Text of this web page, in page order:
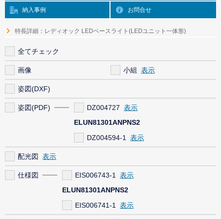
納入事例 お問合せ
特長詳細：レディオック LEDベースライト(LEDユニット一体形)
全てチェック
画像 小組
姿図(DXF)
姿図(PDF)
DZ004727
ELUN81301ANPNS2
DZ004594-1
配光図
仕様図
EIS006743-1
ELUN81301ANPNS2
EIS006741-1